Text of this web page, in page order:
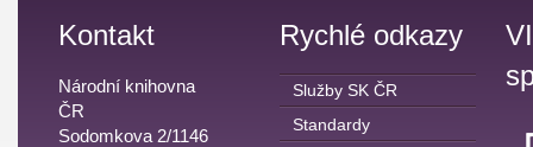
Kontakt
Národní knihovna
ČR
Sodomkova 2/1146
Rychlé odkazy
Služby SK ČR
Standardy